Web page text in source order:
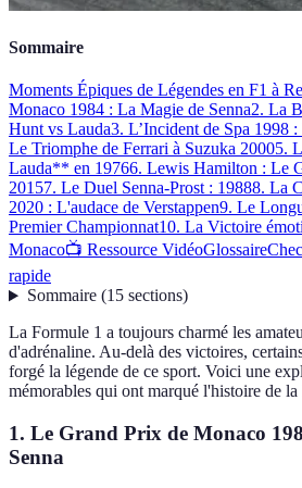
Sommaire
Moments Épiques de Légendes en F1 à
Monaco 1984 : La Magie de Senna2. La
Hunt vs Lauda3. L’Incident de Spa 1998
Le Triomphe de Ferrari à Suzuka 20005.
Lauda** en 19766. Lewis Hamilton : Le
20157. Le Duel Senna-Prost : 19888. La
2020 : L'audace de Verstappen9. Le
Premier Championnat10. La Victoire
Monaco📺 Ressource VidéoGlossaire
rapide
Sommaire(15 sections)
La Formule 1 a toujours charmé les
d'adrénaline. Au-delà des victoires,
forgé la légende de ce sport. Voici une
mémorables qui ont marqué l'histoire de la
1. Le Grand Prix de Monaco
Senna